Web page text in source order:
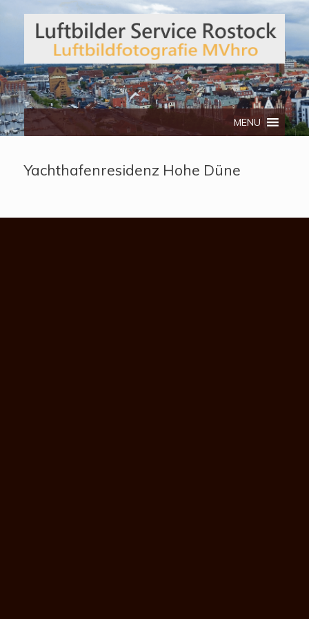
Telefon: 0172/3134512
MENU
Yachthafenresidenz Hohe Düne